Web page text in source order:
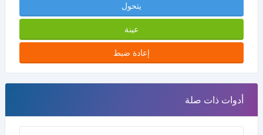
يتحول
عينة
إعادة ضبط
أدوات ذات صلة